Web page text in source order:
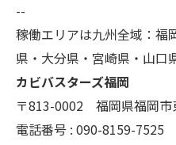
個人情報の開示･訂正･削
きにつきましては、お電
--
稼働エリアは九州全域：福
県・大分県・宮崎県・山口
カビバスターズ福岡
〒813-0002 福岡県福岡市
電話番号 : 090-8159-7525